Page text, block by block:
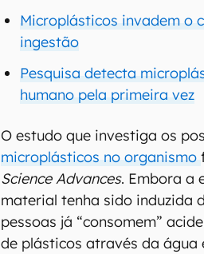
Microplásticos invadem o
ingestão
Pesquisa detecta
humano pela primeira vez
O estudo que investiga os
microplásticos no organismo
Science Advances. Embora a
material tenha sido induzida
pessoas já “consomem”
de plásticos através da